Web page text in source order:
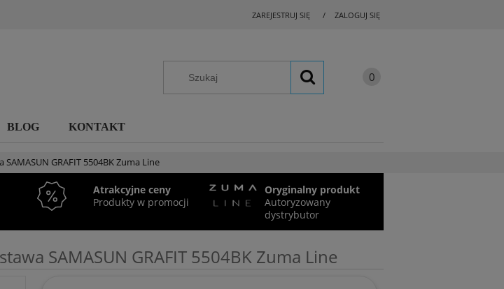
ZAREJESTRUJ SIĘ ZALOGUJ SIĘ
BLOG KONTAKT
GRAFIT 5504BK Zuma Line
Atrakcyjne ceny
Produkty w promocji
Oryginalny produkt
Autoryzowany
dystrybutor
SAMASUN GRAFIT 5504BK Zuma Line